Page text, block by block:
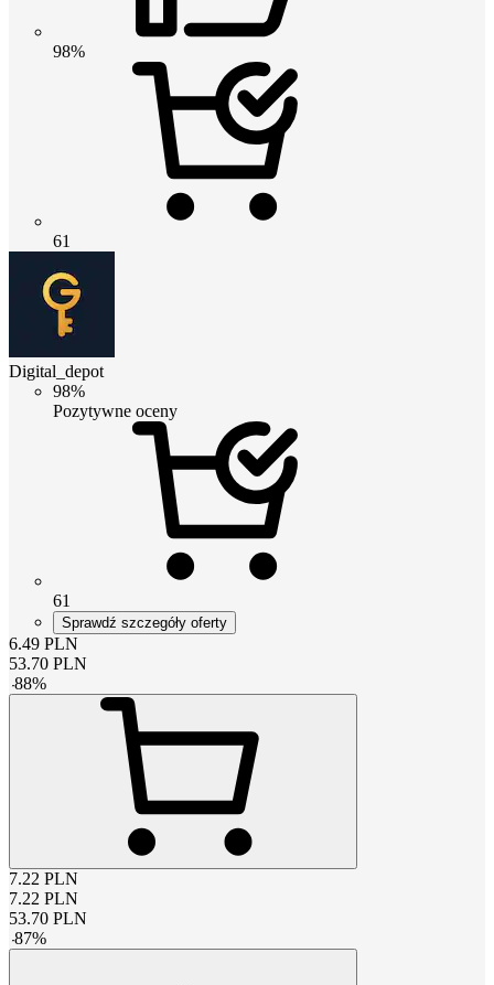
98%
61
Digital_depot
98%
Pozytywne oceny
61
Sprawdź szczegóły oferty
6.49 PLN
53.70 PLN
-88%
7.22 PLN
7.22 PLN
53.70 PLN
-87%